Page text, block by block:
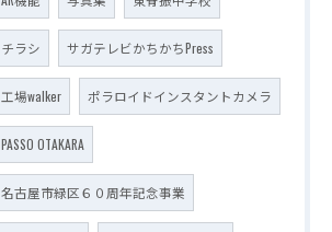
チラシ サガテレビかちかちPress
工場walker ポラロイドインスタントカメラ
PASSO OTAKARA
名古屋市緑区６０周年記念事業